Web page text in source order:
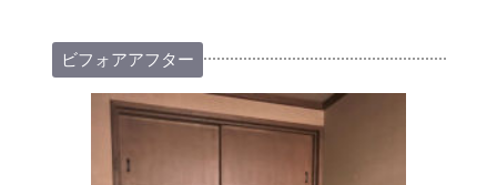
ビフォアアフター